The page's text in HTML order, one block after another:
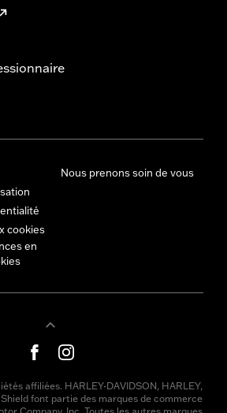
cookies
en
Nous prenons soin de vous
affiliées. HARLEY-DAVIDSON, HARLEY,
font partie des marques de commerce